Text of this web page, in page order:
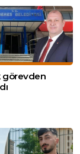
görevden